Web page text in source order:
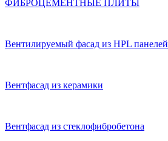
ФИБРОЦЕМЕНТНЫЕ ПЛИТЫ
Вентилируемый фасад из HPL панелей
Вентфасад из керамики
Вентфасад из стеклофибробетона